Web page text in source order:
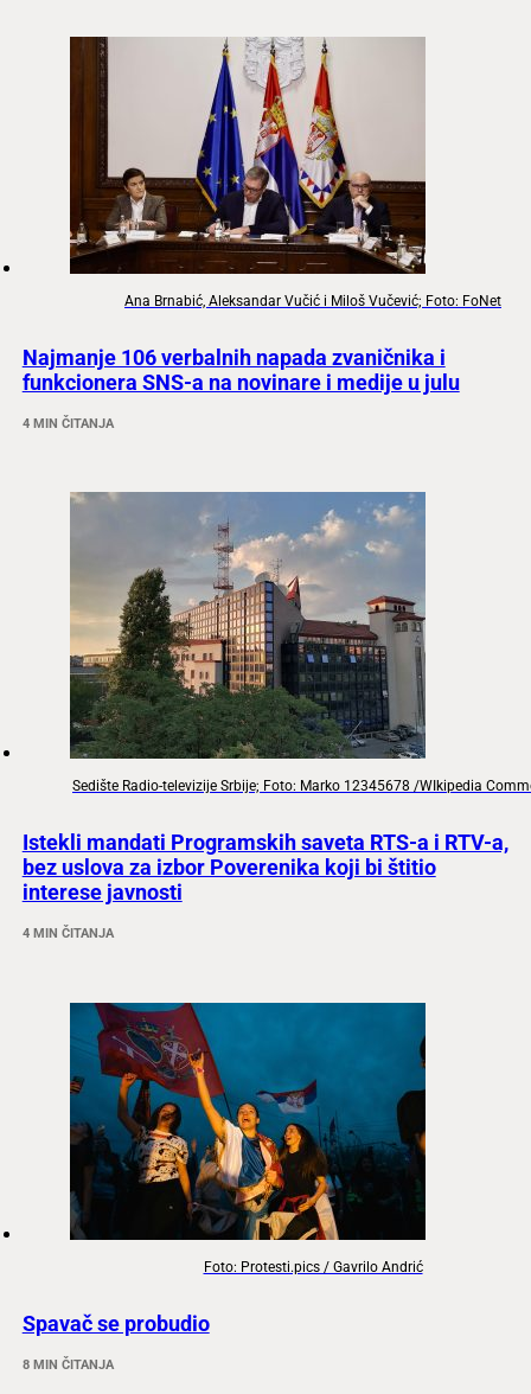
Ana Brnabić, Aleksandar Vučić i Miloš Vučević; Foto: FoNet
Najmanje 106 verbalnih napada zvaničnika i
funkcionera SNS-a na novinare i medije u julu
4 MIN ČITANJA
Sedište Radio-televizije Srbije; Foto: Marko 12345678 /WIkipedia
Istekli mandati Programskih saveta RTS-a i RTV-a,
bez uslova za izbor Poverenika koji bi štitio
interese javnosti
4 MIN ČITANJA
Foto: Protesti.pics / Gavrilo Andrić
Spavač se probudio
8 MIN ČITANJA